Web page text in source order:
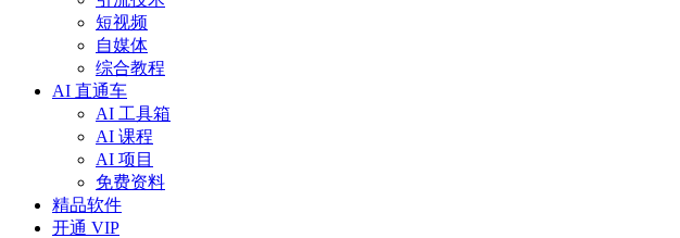
短视频
自媒体
综合教程
AI 直通车
AI 工具箱
AI 课程
AI 项目
免费资料
精品软件
开通 VIP